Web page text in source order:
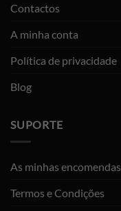
Contactos
A minha conta
Política de privacidade
Blog
SUPORTE
As minhas encomendas
Termos e Condições